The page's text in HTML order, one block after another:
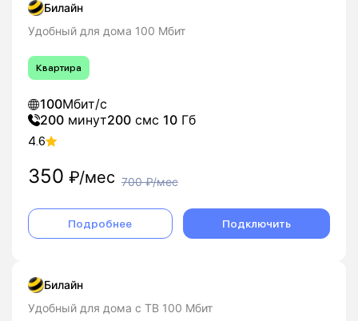
Билайн
Удобный для дома 100 Мбит
Квартира
100Мбит/с
200 минут200 смс 10 Гб
4.6
350 ₽/мес 700₽/мес
Подробнее Подключить
Билайн
Удобный для дома с ТВ 100 Мбит